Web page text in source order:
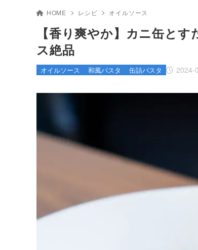
HOME レシピ オイルソース
【香り爽やか】カニ缶と
ス絶品
2024-
オイルソース 和風パスタ 缶詰パスタ